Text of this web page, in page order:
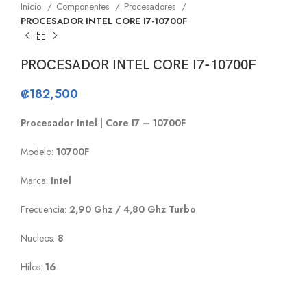
Inicio Componentes
Procesadores
PROCESADOR INTEL CORE I7-10700F
PROCESADOR INTEL CORE I7-10700F
₡182,500
Procesador Intel | Core I7 – 10700F
Modelo: 10700F
Marca: Intel
Frecuencia: 2,90 Ghz / 4,80 Ghz Turbo
Nucleos: 8
Hilos: 16